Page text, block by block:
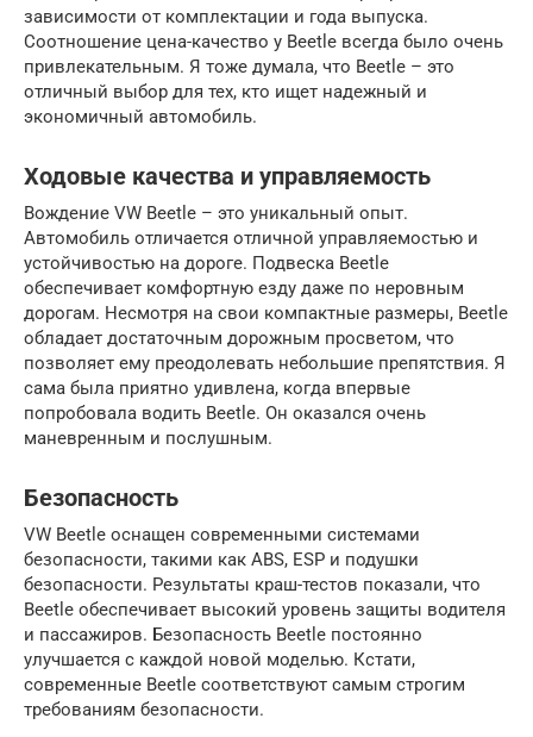
зависимости от комплектации и года выпуска.
Соотношение цена-качество у Beetle всегда было очень
привлекательным. Я тоже думала, что Beetle – это
отличный выбор для тех, кто ищет надежный и
экономичный автомобиль.
Ходовые качества и управляемость
Вождение VW Beetle – это уникальный опыт.
Автомобиль отличается отличной управляемостью и
устойчивостью на дороге. Подвеска Beetle
обеспечивает комфортную езду даже по неровным
дорогам. Несмотря на свои компактные размеры, Beetle
обладает достаточным дорожным просветом, что
позволяет ему преодолевать небольшие препятствия. Я
сама была приятно удивлена, когда впервые
попробовала водить Beetle. Он оказался очень
маневренным и послушным.
Безопасность
VW Beetle оснащен современными системами
безопасности, такими как ABS, ESP и подушки
безопасности. Результаты краш-тестов показали, что
Beetle обеспечивает высокий уровень защиты водителя
и пассажиров. Безопасность Beetle постоянно
улучшается с каждой новой моделью. Кстати,
современные Beetle соответствуют самым строгим
требованиям безопасности.